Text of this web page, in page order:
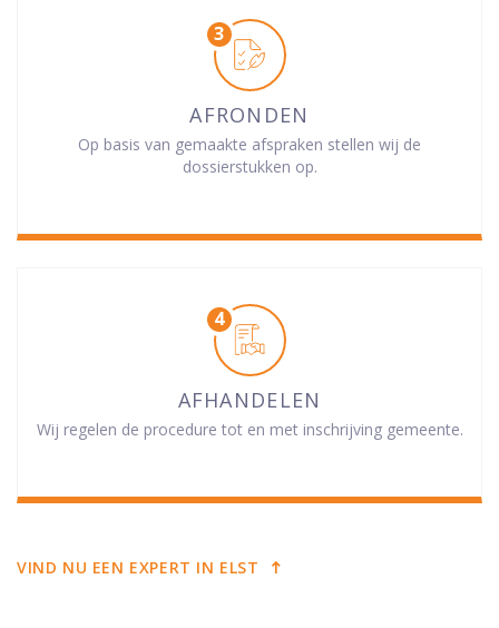
AFRONDEN
Op basis van gemaakte afspraken stellen wij de
dossierstukken op.
AFHANDELEN
Wij regelen de procedure tot en met inschrijving gemeente.
VIND NU EEN EXPERT IN ELST